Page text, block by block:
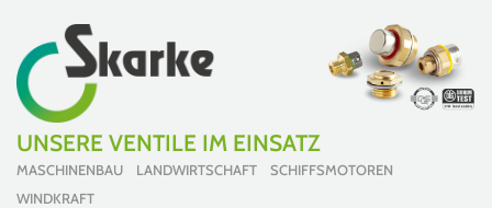
UNSERE VENTILE IM EINSATZ
MASCHINENBAU LANDWIRTSCHAFT SCHIFFSMOTOREN
WINDKRAFT